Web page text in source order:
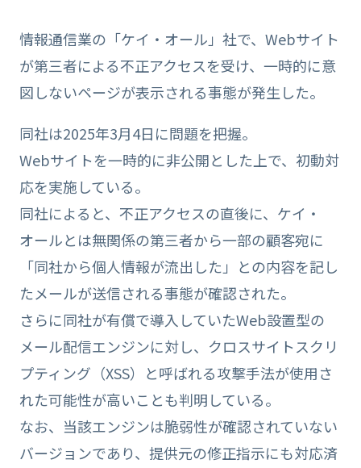
情報通信業の「ケイ・オール」社で、Webサイト
が第三者による不正アクセスを受け、一時的に意
図しないページが表示される事態が発生した。
同社は2025年3月4日に問題を把握。
Webサイトを一時的に非公開とした上で、初動対
応を実施している。
同社によると、不正アクセスの直後に、ケイ・
オールとは無関係の第三者から一部の顧客宛に
「同社から個人情報が流出した」との内容を記し
たメールが送信される事態が確認された。
さらに同社が有償で導入していたWeb設置型の
メール配信エンジンに対し、クロスサイトスクリ
プティング（XSS）と呼ばれる攻撃手法が使用さ
れた可能性が高いことも判明している。
なお、当該エンジンは脆弱性が確認されていない
バージョンであり、提供元の修正指示にも対応済